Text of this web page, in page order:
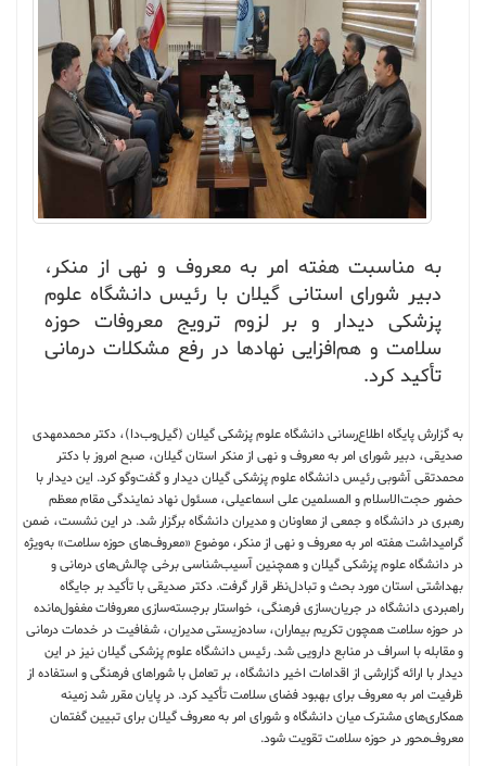
به مناسبت هفته امر به معروف و نهی از منکر،
دبیر شورای استانی گیلان با رئیس دانشگاه علوم
پزشکی دیدار و بر لزوم ترویج معروفات حوزه
سلامت و هم‌افزایی نهادها در رفع مشکلات درمانی
تأکید کرد.
به گزارش پایگاه اطلاع‌رسانی دانشگاه علوم پزشکی گیلان (گیل‌وب‌دا)، دکتر محمدمهدی
صدیقی، دبیر شورای امر به معروف و نهی از منکر استان گیلان، صبح امروز با دکتر
محمدتقی آشوبی رئیس دانشگاه علوم پزشکی گیلان دیدار و گفت‌وگو کرد. این دیدار با
حضور حجت‌الاسلام و المسلمین علی اسماعیلی، مسئول نهاد نمایندگی مقام معظم
رهبری در دانشگاه و جمعی از معاونان و مدیران دانشگاه برگزار شد. در این نشست، ضمن
گرامیداشت هفته امر به معروف و نهی از منکر، موضوع «معروف‌های حوزه سلامت» به‌ویژه
در دانشگاه علوم پزشکی گیلان و همچنین آسیب‌شناسی برخی چالش‌های درمانی و
بهداشتی استان مورد بحث و تبادل‌نظر قرار گرفت. دکتر صدیقی با تأکید بر جایگاه
راهبردی دانشگاه در جریان‌سازی فرهنگی، خواستار برجسته‌سازی معروفات مغفول‌مانده
در حوزه سلامت همچون تکریم بیماران، ساده‌زیستی مدیران، شفافیت در خدمات درمانی
و مقابله با اسراف در منابع دارویی شد. رئیس دانشگاه علوم پزشکی گیلان نیز در این
دیدار با ارائه گزارشی از اقدامات اخیر دانشگاه، بر تعامل با شوراهای فرهنگی و استفاده از
ظرفیت امر به معروف برای بهبود فضای سلامت تأکید کرد. در پایان مقرر شد زمینه
همکاری‌های مشترک میان دانشگاه و شورای امر به معروف گیلان برای تبیین گفتمان
معروف‌محور در حوزه سلامت تقویت شود.